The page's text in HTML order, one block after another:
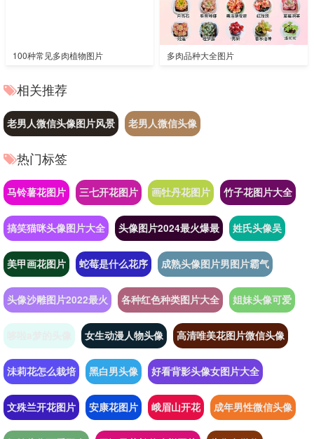
100种常见多肉植物图片 多肉品种大全图片
相关推荐
老男人微信头像图片风景 老男人微信头像
热门标签
马铃薯花图片 三七开花图片 画牡丹花图片 竹子花图片大全
搞笑猫咪头像图片大全 头像图片2024最火爆最 姓氏头像吴
美甲画花图片 蛇莓是什么花序 成熟头像图片男图片霸气
头像沙雕图片2022最火 各种红色种类图片大全 姐妹头像可爱
女生动漫人物头像 高清唯美花图片微信头像
沬莉花怎么栽培 黑白男头像 好看背影头像女图片大全
文殊兰开花图片 安康花图片 峨眉山开花 成年男性微信头像